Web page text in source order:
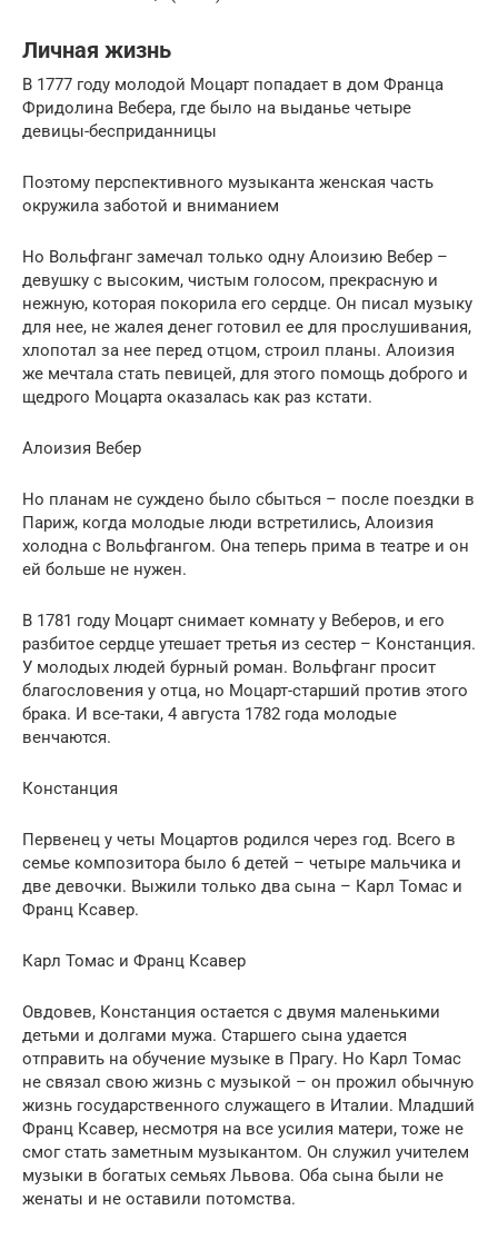
Личная жизнь
В 1777 году молодой Моцарт попадает в дом Франца
Фридолина Вебера, где было на выданье четыре
девицы-бесприданницы
Поэтому перспективного музыканта женская часть
окружила заботой и вниманием
Но Вольфганг замечал только одну Алоизию Вебер –
девушку с высоким, чистым голосом, прекрасную и
нежную, которая покорила его сердце. Он писал музыку
для нее, не жалея денег готовил ее для прослушивания,
хлопотал за нее перед отцом, строил планы. Алоизия
же мечтала стать певицей, для этого помощь доброго и
щедрого Моцарта оказалась как раз кстати.
Алоизия Вебер
Но планам не суждено было сбыться – после поездки в
Париж, когда молодые люди встретились, Алоизия
холодна с Вольфгангом. Она теперь прима в театре и он
ей больше не нужен.
В 1781 году Моцарт снимает комнату у Веберов, и его
разбитое сердце утешает третья из сестер – Констанция.
У молодых людей бурный роман. Вольфганг просит
благословения у отца, но Моцарт-старший против этого
брака. И все-таки, 4 августа 1782 года молодые
венчаются.
Констанция
Первенец у четы Моцартов родился через год. Всего в
семье композитора было 6 детей – четыре мальчика и
две девочки. Выжили только два сына – Карл Томас и
Франц Ксавер.
Карл Томас и Франц Ксавер
Овдовев, Констанция остается с двумя маленькими
детьми и долгами мужа. Старшего сына удается
отправить на обучение музыке в Прагу. Но Карл Томас
не связал свою жизнь с музыкой – он прожил обычную
жизнь государственного служащего в Италии. Младший
Франц Ксавер, несмотря на все усилия матери, тоже не
смог стать заметным музыкантом. Он служил учителем
музыки в богатых семьях Львова. Оба сына были не
женаты и не оставили потомства.